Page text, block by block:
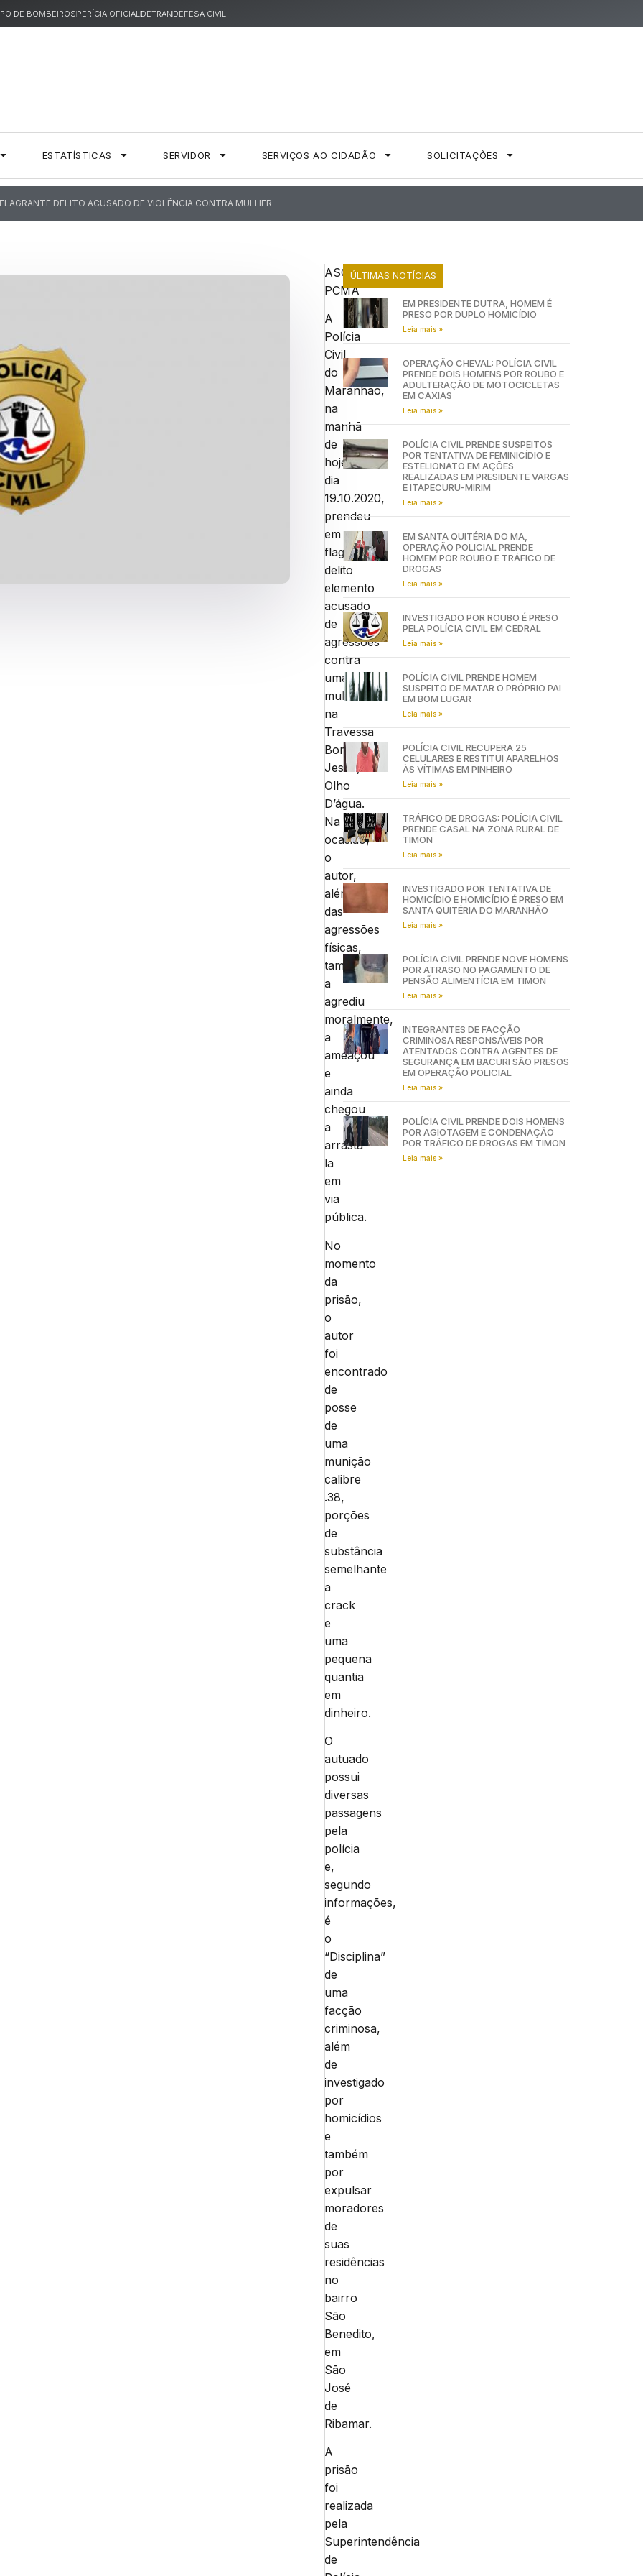
DE BOMBEIROSPERÍCIA OFICIALDETRANDEFESA CIVIL
ESTATÍSTICAS SERVIDOR SERVIÇOS AO CIDADÃO SOLICITAÇÕES
DELITO ACUSADO DE VIOLÊNCIA CONTRA MULHER
ASCOM
PCMA
A
Polícia
Civil
do
Maranhão,
na
manhã
de
hoje,
dia
19.10.2020,
prendeu
em
flagrante
delito
elemento
acusado
de
agressões
contra
uma
mulher
na
Travessa
Bom
Jesus,
Olho
D’água.
Na
ocasião,
o
autor,
além
das
agressões
físicas,
também
a
agrediu
moralmente,
a
ameaçou
e
ainda
chegou
a
arrastá-
la
em
via
pública.
No
momento
da
prisão,
o
autor
foi
encontrado
de
posse
de
uma
munição
calibre
.38,
porções
de
substância
semelhante
a
crack
e
uma
pequena
quantia
em
dinheiro.
O
autuado
possui
diversas
passagens
pela
polícia
e,
segundo
informações,
é
o
“Disciplina”
de
uma
facção
criminosa,
além
de
investigado
por
homicídios
e
também
por
expulsar
moradores
de
suas
residências
no
bairro
São
Benedito,
em
São
José
de
Ribamar.
A
prisão
foi
realizada
pela
Superintendência
de
ÚLTIMAS NOTÍCIAS
EM PRESIDENTE DUTRA, HOMEM É
PRESO POR DUPLO HOMICÍDIO
Leia mais »
OPERAÇÃO CHEVAL: POLÍCIA CIVIL
PRENDE DOIS HOMENS POR ROUBO E
ADULTERAÇÃO DE MOTOCICLETAS
EM CAXIAS
Leia mais »
POLÍCIA CIVIL PRENDE SUSPEITOS
POR TENTATIVA DE FEMINICÍDIO E
ESTELIONATO EM AÇÕES
REALIZADAS EM PRESIDENTE VARGAS
E ITAPECURU-MIRIM
Leia mais »
EM SANTA QUITÉRIA DO MA,
OPERAÇÃO POLICIAL PRENDE
HOMEM POR ROUBO E TRÁFICO DE
DROGAS
Leia mais »
INVESTIGADO POR ROUBO É PRESO
PELA POLÍCIA CIVIL EM CEDRAL
Leia mais »
POLÍCIA CIVIL PRENDE HOMEM
SUSPEITO DE MATAR O PRÓPRIO PAI
EM BOM LUGAR
Leia mais »
POLÍCIA CIVIL RECUPERA 25
CELULARES E RESTITUI APARELHOS
ÀS VÍTIMAS EM PINHEIRO
Leia mais »
TRÁFICO DE DROGAS: POLÍCIA CIVIL
PRENDE CASAL NA ZONA RURAL DE
TIMON
Leia mais »
INVESTIGADO POR TENTATIVA DE
HOMICÍDIO E HOMICÍDIO É PRESO EM
SANTA QUITÉRIA DO MARANHÃO
Leia mais »
POLÍCIA CIVIL PRENDE NOVE HOMENS
POR ATRASO NO PAGAMENTO DE
PENSÃO ALIMENTÍCIA EM TIMON
Leia mais »
INTEGRANTES DE FACÇÃO
CRIMINOSA RESPONSÁVEIS POR
ATENTADOS CONTRA AGENTES DE
SEGURANÇA EM BACURI SÃO PRESOS
EM OPERAÇÃO POLICIAL
Leia mais »
POLÍCIA CIVIL PRENDE DOIS HOMENS
POR AGIOTAGEM E CONDENAÇÃO
POR TRÁFICO DE DROGAS EM TIMON
Leia mais »